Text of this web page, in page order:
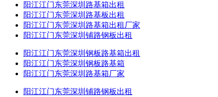
阳江江门东莞深圳路基箱出租
阳江江门东莞深圳路基板出租
阳江江门东莞深圳路基箱出租厂家
阳江江门东莞深圳铺路钢板出租
阳江江门东莞深圳钢板路基箱出租
阳江江门东莞深圳钢板路基箱
阳江江门东莞深圳路基箱厂家
阳江江门东莞深圳铺路钢板出租